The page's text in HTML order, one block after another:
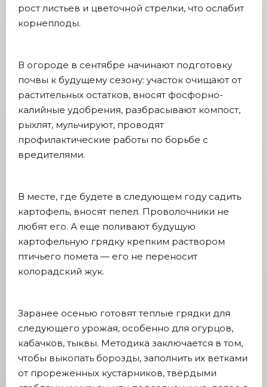
рост листьев и цветочной стрелки, что ослабит
корнеплоды.
В огороде в сентябре начинают подготовку
почвы к будущему сезону: участок очищают от
растительных остатков, вносят фосфорно-
калийные удобрения, разбрасывают компост,
рыхлят, мульчируют, проводят
профилактические работы по борьбе с
вредителями.
В месте, где будете в следующем году садить
картофель, вносят пепел. Проволочники не
любят его. А еще поливают будущую
картофельную грядку крепким раствором
птичьего помета — его не переносит
колорадский жук.
Заранее осенью готовят теплые грядки для
следующего урожая, особенно для огурцов,
кабачков, тыквы. Методика заключается в том,
чтобы выкопать борозды, заполнить их ветками
от прореженных кустарников, твёрдыми